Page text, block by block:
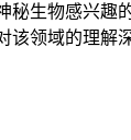
秘生物感兴趣
该领域的理解深